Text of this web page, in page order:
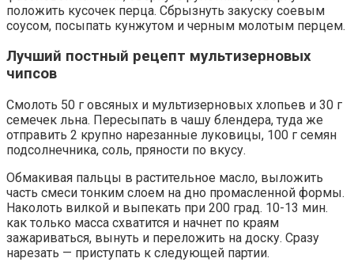
положить кусочек перца. Сбрызнуть закуску соевым
соусом, посыпать кунжутом и черным молотым перцем.
Лучший постный рецепт мультизерновых
чипсов
Смолоть 50 г овсяных и мультизерновых хлопьев и 30 г
семечек льна. Пересыпать в чашу блендера, туда же
отправить 2 крупно нарезанные луковицы, 100 г семян
подсолнечника, соль, пряности по вкусу.
Обмакивая пальцы в растительное масло, выложить
часть смеси тонким слоем на дно промасленной формы.
Наколоть вилкой и выпекать при 200 град. 10-13 мин.
как только масса схватится и начнет по краям
зажариваться, вынуть и переложить на доску. Сразу
нарезать — приступать к следующей партии.